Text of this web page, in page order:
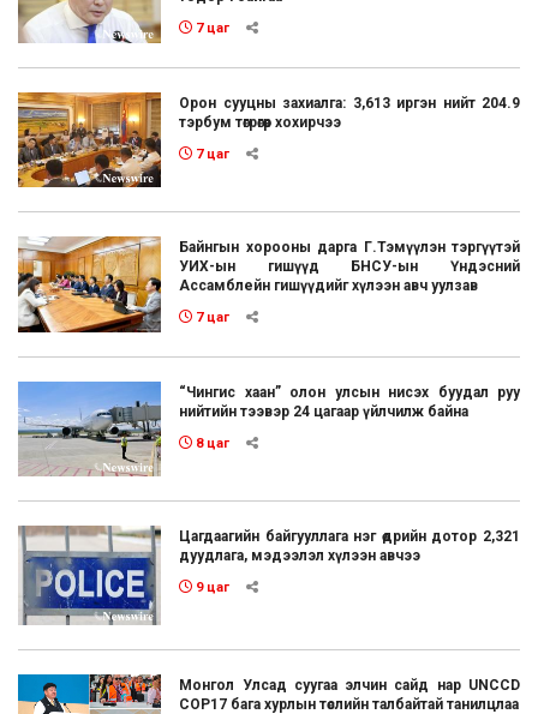
7 цаг
Орон сууцны захиалга: 3,613 иргэн нийт 204.9
тэрбум төгрөгөөр хохирчээ
7 цаг
Байнгын хорооны дарга Г.Тэмүүлэн тэргүүтэй
УИХ-ын гишүүд БНСУ-ын Үндэсний
Ассамблейн гишүүдийг хүлээн авч уулзав
7 цаг
“Чингис хаан” олон улсын нисэх буудал руу
нийтийн тээвэр 24 цагаар үйлчилж байна
8 цаг
Цагдаагийн байгууллага нэг өдрийн дотор 2,321
дуудлага, мэдээлэл хүлээн авчээ
9 цаг
Монгол Улсад суугаа элчин сайд нар UNCCD
COP17 бага хурлын төслийн талбайтай танилцлаа